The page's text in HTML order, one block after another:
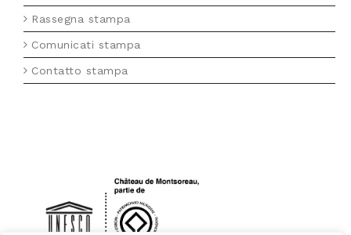
Rassegna stampa
Comunicati stampa
Contatto stampa